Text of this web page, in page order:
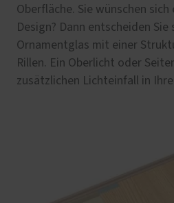
Oberfläche. Sie wünschen
Design? Dann entscheiden Sie
Ornamentglas mit einer
Rillen. Ein Oberlicht oder
zusätzlichen Lichteinfall in